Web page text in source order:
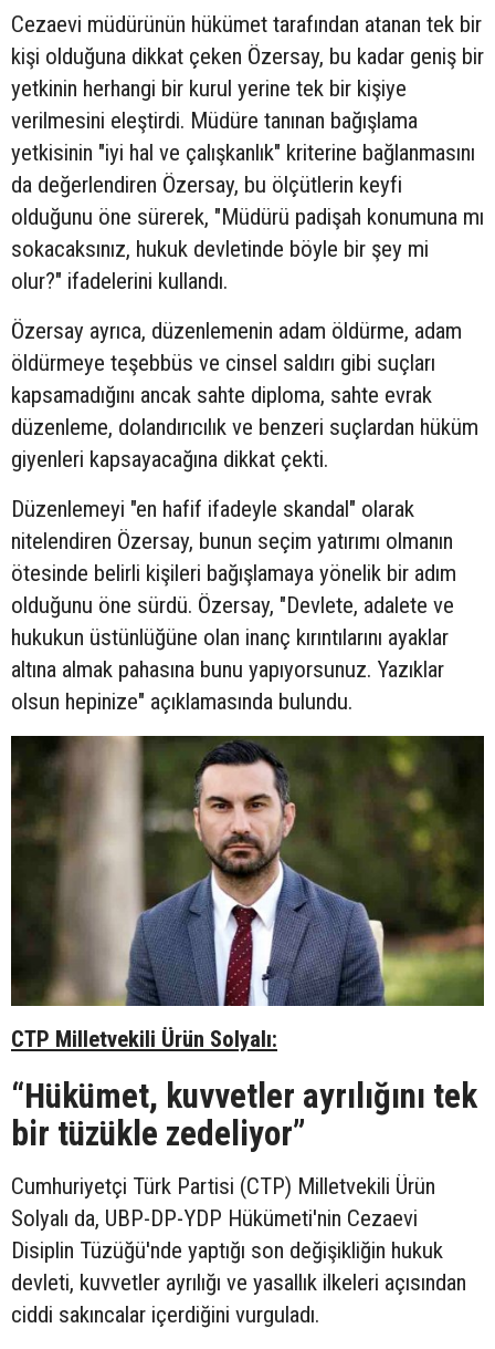
Cezaevi müdürünün hükümet tarafından atanan tek bir
kişi olduğuna dikkat çeken Özersay, bu kadar geniş bir
yetkinin herhangi bir kurul yerine tek bir kişiye
verilmesini eleştirdi. Müdüre tanınan bağışlama
yetkisinin "iyi hal ve çalışkanlık" kriterine bağlanmasını
da değerlendiren Özersay, bu ölçütlerin keyfi
olduğunu öne sürerek, "Müdürü padişah konumuna mı
sokacaksınız, hukuk devletinde böyle bir şey mi
olur?" ifadelerini kullandı.
Özersay ayrıca, düzenlemenin adam öldürme, adam
öldürmeye teşebbüs ve cinsel saldırı gibi suçları
kapsamadığını ancak sahte diploma, sahte evrak
düzenleme, dolandırıcılık ve benzeri suçlardan hüküm
giyenleri kapsayacağına dikkat çekti.
Düzenlemeyi "en hafif ifadeyle skandal" olarak
nitelendiren Özersay, bunun seçim yatırımı olmanın
ötesinde belirli kişileri bağışlamaya yönelik bir adım
olduğunu öne sürdü. Özersay, "Devlete, adalete ve
hukukun üstünlüğüne olan inanç kırıntılarını ayaklar
altına almak pahasına bunu yapıyorsunuz. Yazıklar
olsun hepinize" açıklamasında bulundu.
CTP Milletvekili Ürün Solyalı:
“Hükümet, kuvvetler ayrılığını tek
bir tüzükle zedeliyor”
Cumhuriyetçi Türk Partisi (CTP) Milletvekili Ürün
Solyalı da, UBP-DP-YDP Hükümeti'nin Cezaevi
Disiplin Tüzüğü'nde yaptığı son değişikliğin hukuk
devleti, kuvvetler ayrılığı ve yasallık ilkeleri açısından
ciddi sakıncalar içerdiğini vurguladı.